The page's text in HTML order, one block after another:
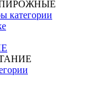
категории